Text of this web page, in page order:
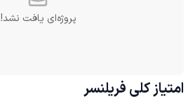
پروژه‌ای یافت نشد!
امتیاز کلی فریلنسر